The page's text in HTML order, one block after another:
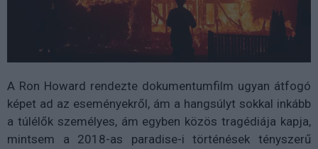
A Ron Howard rendezte dokumentumfilm ugyan átfogó
képet ad az eseményekről, ám a hangsúlyt sokkal inkább
a túlélők személyes, ám egyben közös tragédiája kapja,
mintsem a 2018-as paradise-i történések tényszerű